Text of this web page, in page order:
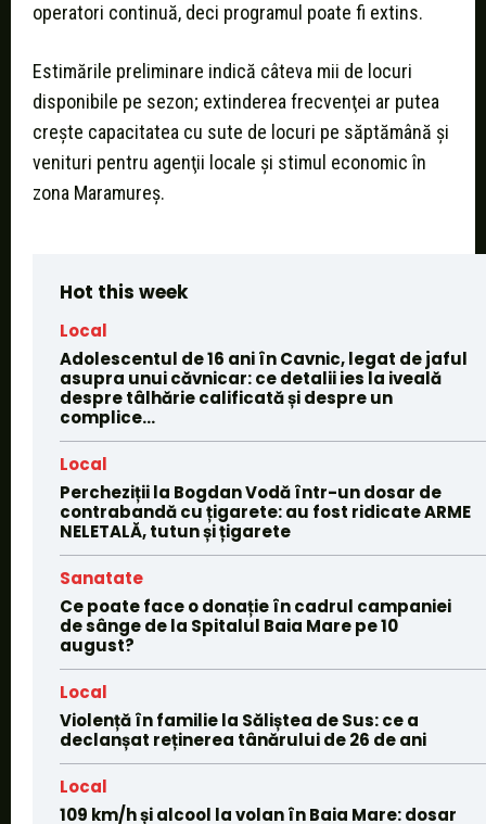
operatori continuă, deci programul poate fi extins.
Estimările preliminare indică câteva mii de locuri
disponibile pe sezon; extinderea frecvenţei ar putea
creşte capacitatea cu sute de locuri pe săptămână şi
venituri pentru agenţii locale şi stimul economic în
zona Maramureş.
Hot this week
Local
Adolescentul de 16 ani în Cavnic, legat de jaful
asupra unui căvnicar: ce detalii ies la iveală
despre tâlhărie calificată și despre un
complice...
Local
Percheziții la Bogdan Vodă într-un dosar de
contrabandă cu țigarete: au fost ridicate ARME
NELETALĂ, tutun și țigarete
Sanatate
Ce poate face o donație în cadrul campaniei
de sânge de la Spitalul Baia Mare pe 10
august?
Local
Violență în familie la Săliștea de Sus: ce a
declanșat reținerea tânărului de 26 de ani
Local
109 km/h și alcool la volan în Baia Mare: dosar